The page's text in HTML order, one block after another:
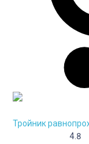
Тройник
4.8